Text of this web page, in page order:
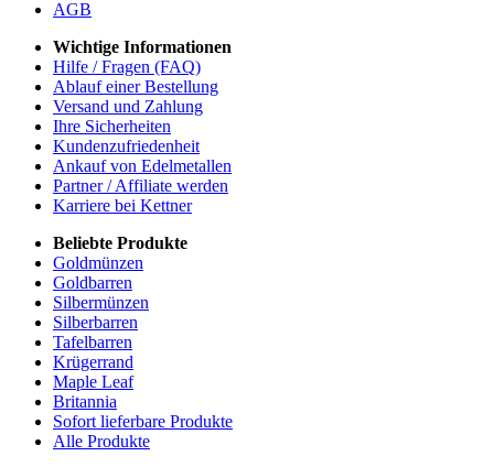
AGB
Wichtige Informationen
Hilfe / Fragen (FAQ)
Ablauf einer Bestellung
Versand und Zahlung
Ihre Sicherheiten
Kundenzufriedenheit
Ankauf von Edelmetallen
Partner / Affiliate werden
Karriere bei Kettner
Beliebte Produkte
Goldmünzen
Goldbarren
Silbermünzen
Silberbarren
Tafelbarren
Krügerrand
Maple Leaf
Britannia
Sofort lieferbare Produkte
Alle Produkte